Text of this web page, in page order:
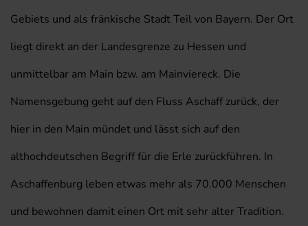
Gebiets und als fränkische Stadt Teil von Bayern. Der Ort
liegt direkt an der Landesgrenze zu Hessen und
unmittelbar am Main bzw. am Mainviereck. Die
Namensgebung geht auf den Fluss Aschaff zurück, der
hier in den Main mündet und lässt sich auf den
althochdeutschen Begriff für die Erle zurückführen. In
Aschaffenburg leben etwas mehr als 70.000 Menschen
und bewohnen damit einen Ort mit sehr alter Tradition.